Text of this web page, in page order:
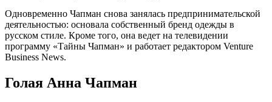
Одновременно Чапман снова занялась предпринимательской
деятельностью: основала собственный бренд одежды в
русском стиле. Кроме того, она ведет на телевидении
программу «Тайны Чапман» и работает редактором Venture
Business News.
Голая Анна Чапман